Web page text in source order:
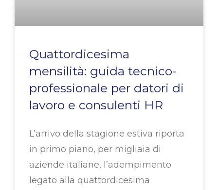
Quattordicesima
mensilità: guida tecnico-
professionale per datori di
lavoro e consulenti HR
L’arrivo della stagione estiva riporta
in primo piano, per migliaia di
aziende italiane, l’adempimento
legato alla quattordicesima